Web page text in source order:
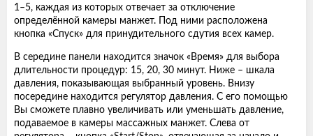
1–5, каждая из которых отвечает за отключение
определённой камеры манжет. Под ними расположена
кнопка «Спуск» для принудительного сдутия всех камер.
В середине панели находится значок «Время» для выбора
длительности процедур: 15, 20, 30 минут. Ниже – шкала
давления, показывающая выбранный уровень. Внизу
посередине находится регулятор давления. С его помощью
Вы сможете плавно увеличивать или уменьшать давление,
подаваемое в камеры массажных манжет. Слева от